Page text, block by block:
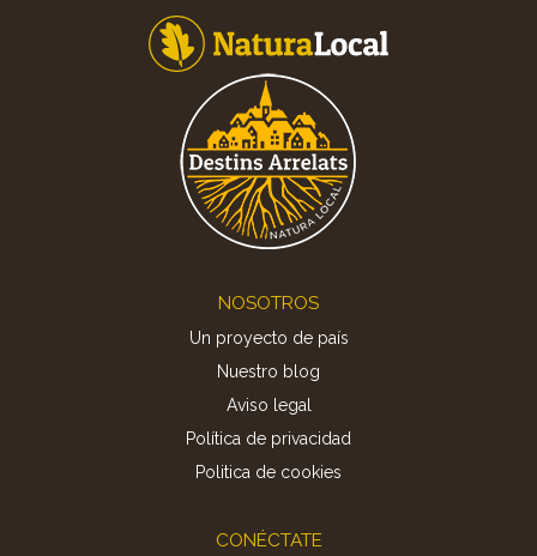
NOSOTROS
Un proyecto de país
Nuestro blog
Aviso legal
Política de privacidad
Politica de cookies
CONÉCTATE